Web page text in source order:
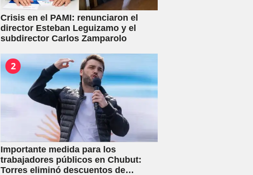
Crisis en el PAMI: renunciaron el
director Esteban Leguizamo y el
subdirector Carlos Zamparolo
2
Importante medida para los
trabajadores públicos en Chubut:
Torres eliminó descuentos de